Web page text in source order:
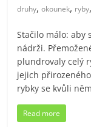
druhy,okounek, ryby
Stačilo málo: aby
nádrži.
plundrovaly celý
jejich
rybky se kvůli
Read more